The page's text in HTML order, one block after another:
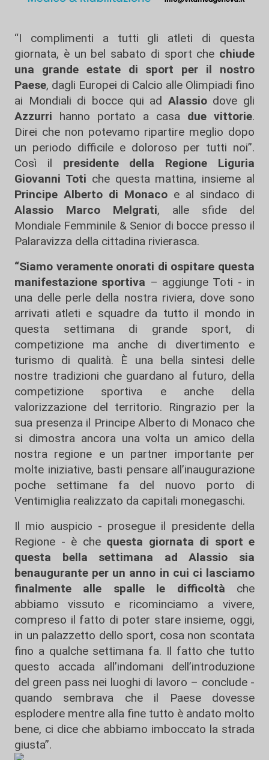
“I complimenti a tutti gli atleti di questa
giornata, è un bel sabato di sport che chiude
una grande estate di sport per il nostro
Paese, dagli Europei di Calcio alle Olimpiadi fino
ai Mondiali di bocce qui ad Alassiodove gli
Azzurri hanno portato a casa due vittorie.
Direi che non potevamo ripartire meglio dopo
un periodo difficile e doloroso per tutti noi”.
Così il presidente della Regione Liguria
Giovanni Toti che questa mattina, insieme al
Principe Alberto di Monaco e al sindaco di
Alassio Marco Melgrati, alle sfide del
Mondiale Femminile & Senior di bocce presso il
Palaravizza della cittadina rivierasca.
“Siamo veramente onorati di ospitare questa
manifestazione sportiva – aggiunge Toti - in
una delle perle della nostra riviera, dove sono
arrivati atleti e squadre da tutto il mondo in
questa settimana di grande sport, di
competizione ma anche di divertimento e
turismo di qualità. È una bella sintesi delle
nostre tradizioni che guardano al futuro, della
competizione sportiva e anche della
valorizzazione del territorio. Ringrazio per la
sua presenza il Principe Alberto di Monaco che
si dimostra ancora una volta un amico della
nostra regione e un partner importante per
molte iniziative, basti pensare all’inaugurazione
poche settimane fa del nuovo porto di
Ventimiglia realizzato da capitali monegaschi.
Il mio auspicio - prosegue il presidente della
Regione - è che questa giornata di sport e
questa bella settimana ad Alassio sia
benaugurante per un anno in cui ci lasciamo
finalmente alle spalle le difficoltà che
abbiamo vissuto e ricominciamo a vivere,
compreso il fatto di poter stare insieme, oggi,
in un palazzetto dello sport, cosa non scontata
fino a qualche settimana fa. Il fatto che tutto
questo accada all’indomani dell’introduzione
del green pass nei luoghi di lavoro – conclude -
quando sembrava che il Paese dovesse
esplodere mentre alla fine tutto è andato molto
bene, ci dice che abbiamo imboccato la strada
giusta”.